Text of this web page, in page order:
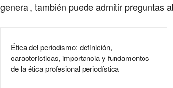
general, también puede admitir preguntas
Ética del periodismo: definición,
características, importancia y fundamentos
de la ética profesional periodística